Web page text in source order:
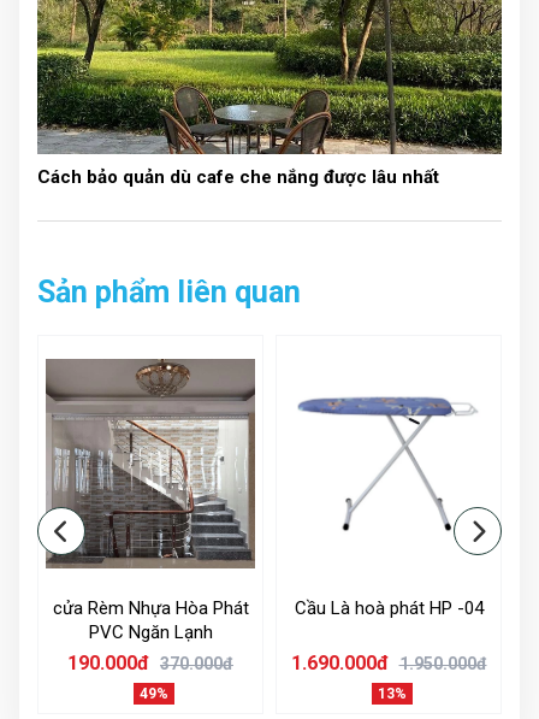
Cách bảo quản dù cafe che nắng được lâu nhất
Sản phẩm liên quan
cửa Rèm Nhựa Hòa Phát
PVC Ngăn Lạnh
190.000đ 370.000đ
49%
Cầu Là hoà phát HP -04
1.690.000đ 1.950.000đ
13%